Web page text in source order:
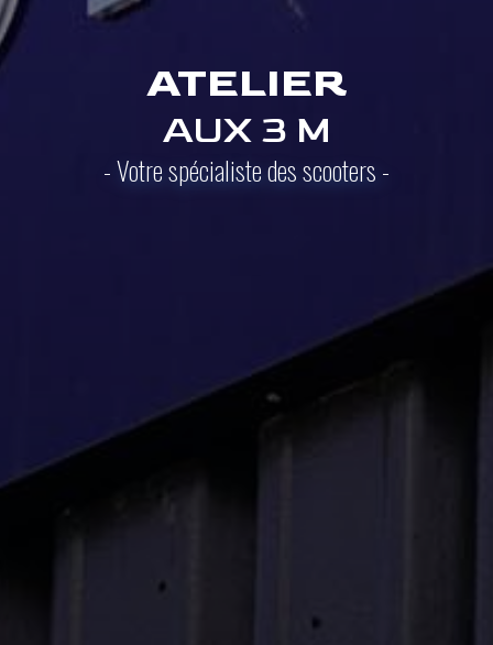
ATELIER
AUX 3 M
- Votre spécialiste des scooters -